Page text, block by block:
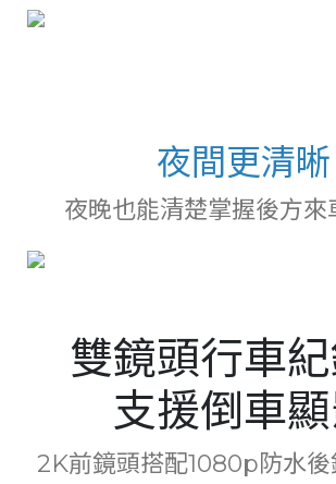
夜間更清晰
夜晚也能清楚掌握後方來
雙鏡頭行車
支援倒車
2K前鏡頭搭配1080p防水後